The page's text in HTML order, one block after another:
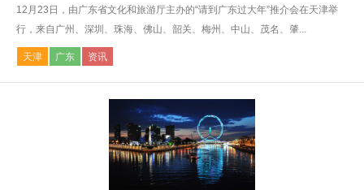
12月23日，由广东省文化和旅游厅主办的“请到广东过大年”推介会在天津举
行，来自广州、深圳、珠海、佛山、韶关、梅州、中山、茂名、肇...
天津 广东 资讯